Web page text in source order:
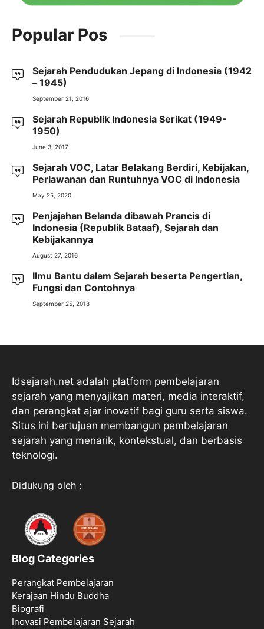
Popular Pos
Sejarah Pendudukan Jepang di Indonesia (1942
– 1945)
September 21, 2016
Sejarah Republik Indonesia Serikat (1949-
1950)
June 3, 2017
Sejarah VOC, Latar Belakang Berdiri, Kebijakan,
Perlawanan dan Runtuhnya VOC di Indonesia
May 25, 2020
Penjajahan Belanda dibawah Prancis di
Indonesia (Republik Bataaf), Sejarah dan
Kebijakannya
August 27, 2016
Ilmu Bantu dalam Sejarah beserta Pengertian,
Fungsi dan Contohnya
September 25, 2018
Idsejarah.net adalah platform pembelajaran
sejarah yang menyajikan materi, media interaktif,
dan perangkat ajar inovatif bagi guru serta siswa.
Situs ini bertujuan membangun pembelajaran
sejarah yang menarik, kontekstual, dan berbasis
teknologi.
Didukung oleh :
Blog Categories
Perangkat Pembelajaran
Kerajaan Hindu Buddha
Biografi
Inovasi Pembelajaran Sejarah